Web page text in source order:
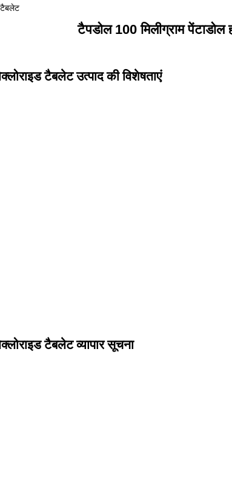
टैबलेट
टैपडोल 100 मिलीग्राम पेंटाडोल
टैबलेट उत्पाद की विशेषताएं
टैबलेट व्यापार सूचना